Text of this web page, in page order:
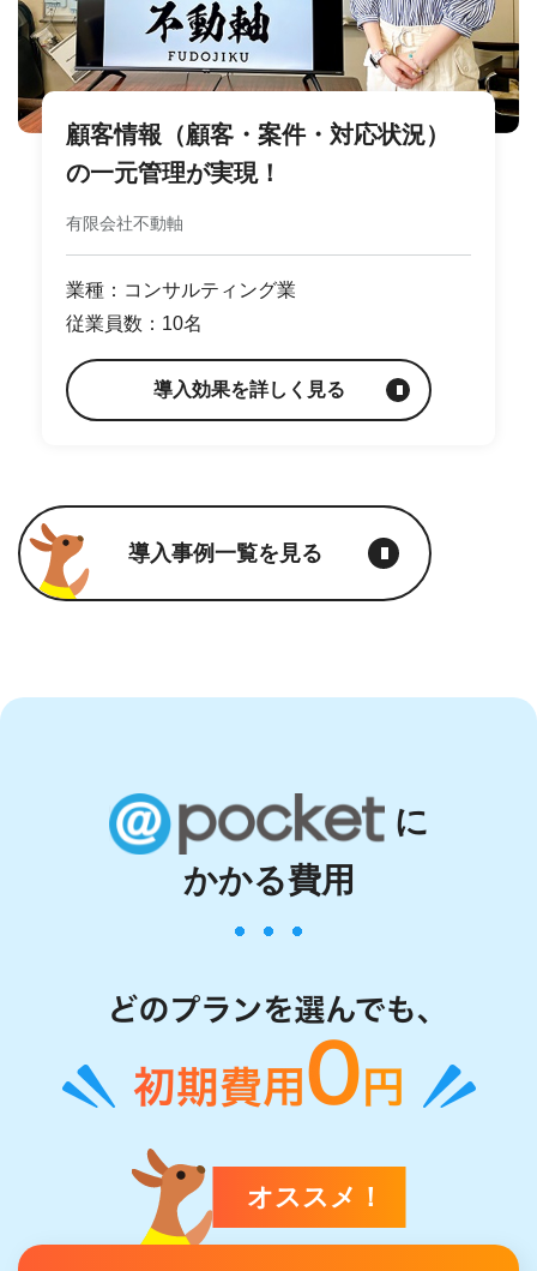
顧客情報（顧客・案件・対応状況）
の一元管理が実現！
有限会社不動軸
業種：コンサルティング業
従業員数：10名
導入効果を詳しく見る
導入事例一覧を見る
に
かかる費用
オススメ！